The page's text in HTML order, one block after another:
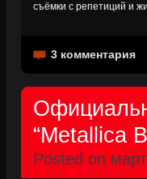
съёмки с репетиций и
3 комментария
“Metallica
Posted on